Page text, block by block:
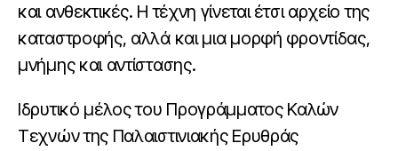
και ανθεκτικές. Η τέχνη γίνεται έτσι αρχείο της
καταστροφής, αλλά και μια μορφή φροντίδας,
μνήμης και αντίστασης.
Ιδρυτικό μέλος του Προγράμματος Καλών
Τεχνών της Παλαιστινιακής Ερυθράς